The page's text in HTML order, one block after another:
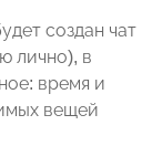
создан чат
лично), в
время и
вещей